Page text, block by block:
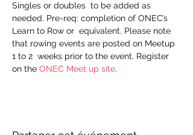
Singles or doubles  to be added as
needed. Pre-req: completion of ONEC’s
Learn to Row or  equivalent. Please note
that rowing events are posted on Meetup
1 to 2  weeks prior to the event. Register
on the ONEC Meet up site.